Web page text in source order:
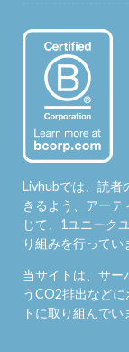
Livhubでは、読者
きるよう、アー
じて、1ユニーク
り組みを行ってい
当サイトは、サー
うCO2排出など
トに取り組んでい